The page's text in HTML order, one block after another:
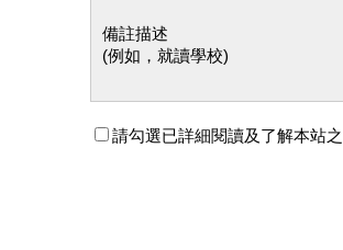
備註描述
(例如，就讀學校)
請勾選已詳細閱讀及了解本站之